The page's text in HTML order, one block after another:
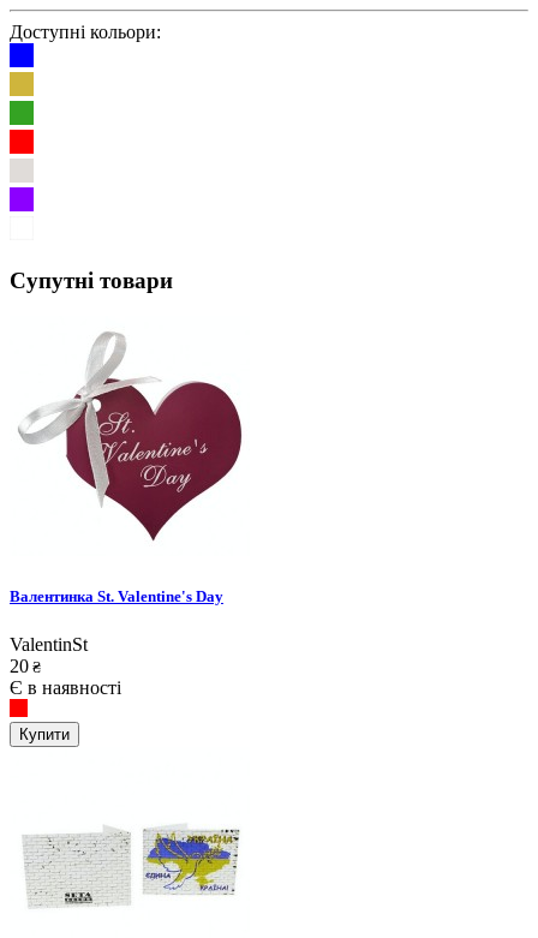
Доступні кольори:
Супутні товари
Валентинка St. Valentine's Day
ValentinSt
20 ₴
Є в наявності
Купити